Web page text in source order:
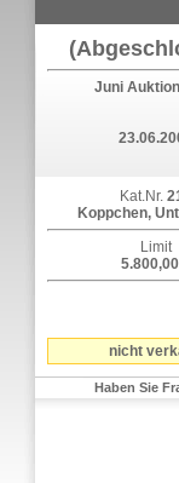
Juni
Kat.Nr.
Koppchen,
Limit
nicht
Haben Sie